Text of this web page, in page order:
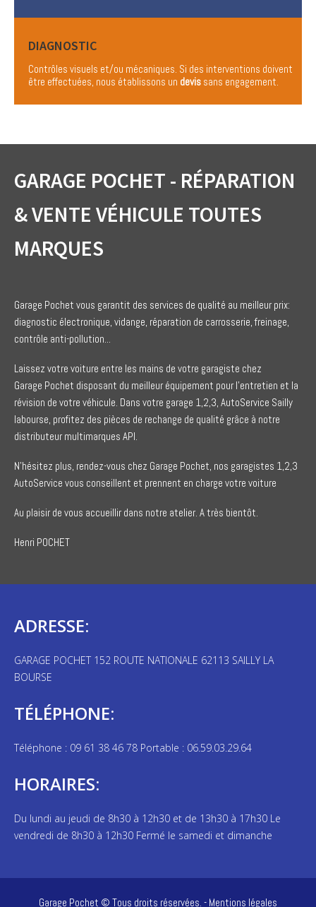
DIAGNOSTIC
Contrôles visuels et/ou mécaniques. Si des interventions doivent
être effectuées, nous établissons un devis sans engagement.
GARAGE POCHET - RÉPARATION
& VENTE VÉHICULE TOUTES
MARQUES
Garage Pochet vous garantit des services de qualité au meilleur prix:
diagnostic électronique, vidange, réparation de carrosserie, freinage,
contrôle anti-pollution...
Laissez votre voiture entre les mains de votre garagiste chez
Garage Pochet disposant du meilleur équipement pour l'entretien et la
révision de votre véhicule. Dans votre garage 1,2,3, AutoService Sailly
labourse, profitez des pièces de rechange de qualité grâce à notre
distributeur multimarques API.
N'hésitez plus, rendez-vous chez Garage Pochet, nos garagistes 1,2,3
AutoService vous conseillent et prennent en charge votre voiture
Au plaisir de vous accueillir dans notre atelier. A très bientôt.
Henri POCHET
ADRESSE:
GARAGE POCHET 152 ROUTE NATIONALE 62113 SAILLY LA
BOURSE
TÉLÉPHONE:
Téléphone : 09 61 38 46 78 Portable : 06.59.03.29.64
HORAIRES:
Du lundi au jeudi de 8h30 à 12h30 et de 13h30 à 17h30 Le
vendredi de 8h30 à 12h30 Fermé le samedi et dimanche
Garage Pochet © Tous droits réservées. - Mentions légales